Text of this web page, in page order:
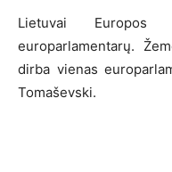
Lietuvai Europos
europarlamentarų.
dirba vienas
Tomaševski.